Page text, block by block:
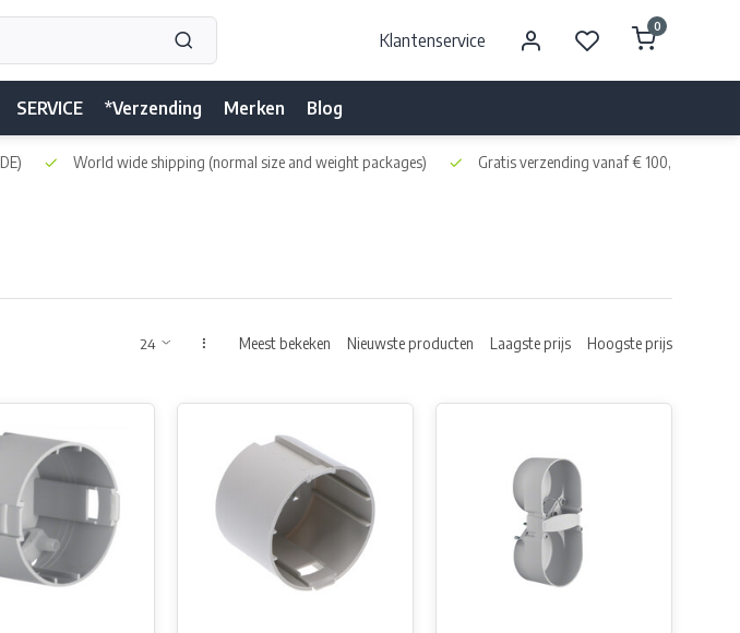
Klantenservice
0
SERVICE *Verzending Merken Blog
World wide shipping (normal size and weight packages) Gratis verzending vanaf € 100,- naar NL
Meest bekeken Nieuwste producten Laagste prijs Hoogste prijs